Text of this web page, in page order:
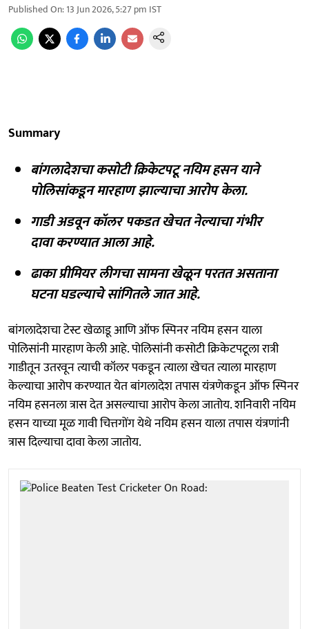
Published On:13 Jun 2026, 5:27 pm IST
Summary
बांगलादेशचा कसोटी क्रिकेटपटू नयिम हसन याने
पोलिसांकडून मारहाण झाल्याचा आरोप केला.
गाडी अडवून कॉलर पकडत खेचत नेल्याचा गंभीर
दावा करण्यात आला आहे.
ढाका प्रीमियर लीगचा सामना खेळून परतत असताना
घटना घडल्याचे सांगितले जात आहे.
बांगलादेशचा टेस्ट खेळाडू आणि ऑफ स्पिनर नयिम हसन याला
पोलिसांनी मारहाण केली आहे. पोलिसांनी कसोटी क्रिकेटपटूला रात्री
गाडीतून उतरवून त्याची कॉलर पकडून त्याला खेचत त्याला मारहाण
केल्याचा आरोप करण्यात येत बांगलादेश तपास यंत्रणेकडून ऑफ स्पिनर
नयिम हसनला त्रास देत असल्याचा आरोप केला जातोय. शनिवारी नयिम
हसन याच्या मूळ गावी चित्तगोंग येथे नयिम हसन याला तपास यंत्रणांनी
त्रास दिल्याचा दावा केला जातोय.